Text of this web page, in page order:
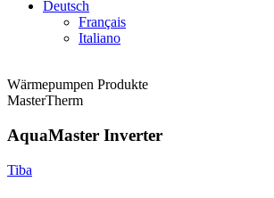
Deutsch
Français
Italiano
Wärmepumpen Produkte
MasterTherm
AquaMaster Inverter
Tiba